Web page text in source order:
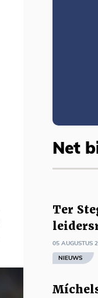
Net
Ter
05 AUGUSTUS
NIEUWS